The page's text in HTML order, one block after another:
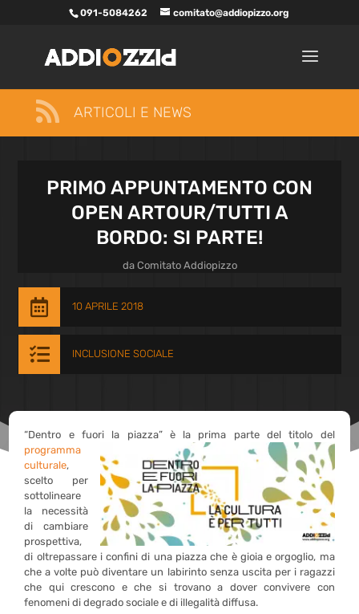
091-5084262 comitato@addiopizzo.org
 ARTICOLI E NEWS
PRIMO APPUNTAMENTO CON
OPEN ARTOUR/TUTTI A
BORDO: SI PARTE!
da Comitato Addiopizzo
 10 APRILE 2018
 INCLUSIONE SOCIALE
“Dentro e fuori la piazza” è la prima parte del titolo del
programma
culturale,
scelto per
sottolineare
la necessità
di cambiare
prospettiva,
di oltrepassare i confini di una piazza che è gioia e orgoglio, ma
che a volte può diventare un labirinto senza uscita per i ragazzi
che qui crescono e che si trovano a dover convivere con
fenomeni di degrado sociale e di illegalità diffusa.